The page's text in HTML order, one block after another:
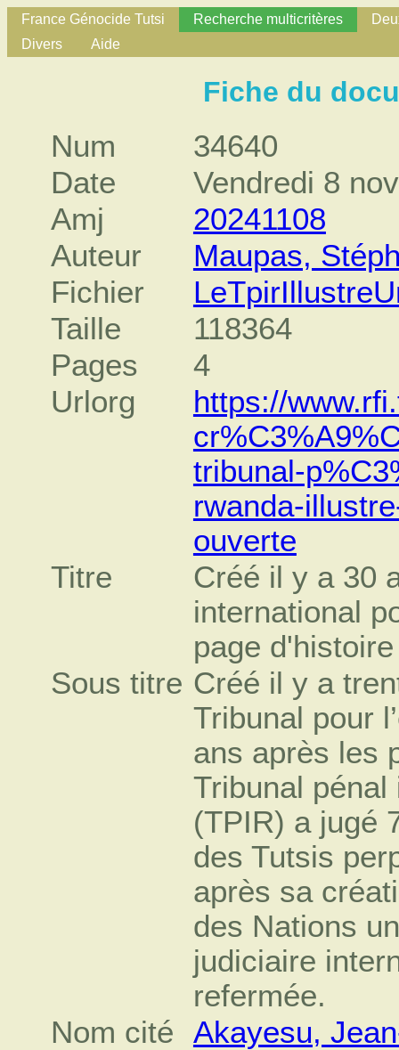
France Génocide Tutsi Recherche multicritères
Divers
Aide
Fiche du
Num
34640
Date
Vendredi 8
Amj
20241108
Auteur
Maupas,
Fichier
Taille
118364
Pages
4
Urlorg
https://
tribunal-
rwanda-
ouverte
Titre
Créé il y a 30
international
page
Sous titre Créé il y a
Tribunal pour
ans après les
Tribunal
(TPIR) a jugé
des Tutsis
après sa
des Nations
judiciaire
refermée.
Nom cité
Akayesu,